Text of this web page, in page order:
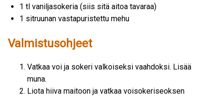
1 tl vaniljasokeria (siis sitä aitoa tavaraa)
1 sitruunan vastapuristettu mehu
Valmistusohjeet
Vatkaa voi ja sokeri valkoiseksi vaahdoksi. Lisää
muna.
Liota hiiva maitoon ja vatkaa voisokeriseoksen